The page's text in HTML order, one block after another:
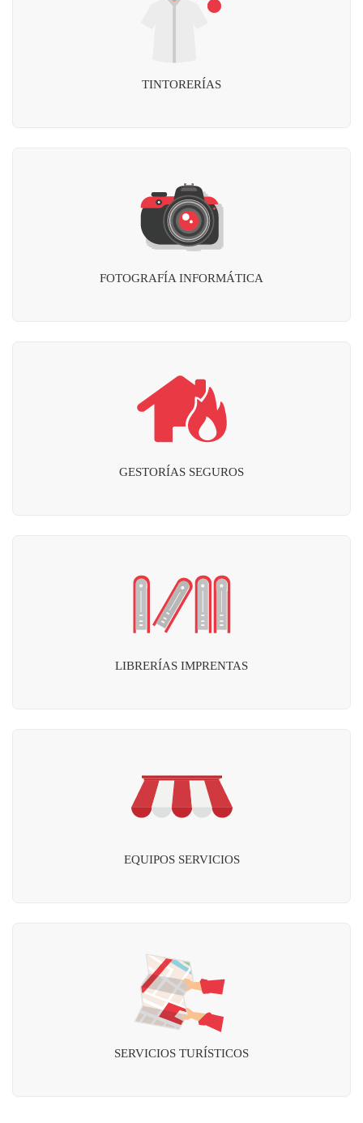
TINTORERÍAS
FOTOGRAFÍA INFORMÁTICA
GESTORÍAS SEGUROS
LIBRERÍAS IMPRENTAS
EQUIPOS SERVICIOS
SERVICIOS TURÍSTICOS